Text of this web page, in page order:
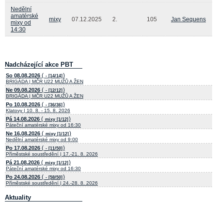
Nedělní
amatérské
mixy od
14:30
mixy 07.12.2025 2. 105 Jan Sequens
Nadcházející akce PBT
So 08.08.2026 ( - [14/14] )
BRIGÁDA | MČR U22 MUŽŮ A ŽEN
Ne 09.08.2026 ( - [12/12] )
BRIGÁDA | MČR U22 MUŽŮ A ŽEN
Po 10.08.2026 ( - [36/36] )
Klatovy | 10. 8. - 15. 8. 2026
Pá 14.08.2026 ( mixy [1/12] )
Páteční amatérské mixy od 16:30
Ne 16.08.2026 ( mixy [1/12] )
Nedělní amatérské mixy od 9:00
Po 17.08.2026 ( - [11/50] )
Příměstské soustředění | 17.-21. 8. 2026
Pá 21.08.2026 ( mixy [1/12] )
Páteční amatérské mixy od 16:30
Po 24.08.2026 ( - [58/50] )
Příměstské soustředění | 24.-28. 8. 2026
Aktuality